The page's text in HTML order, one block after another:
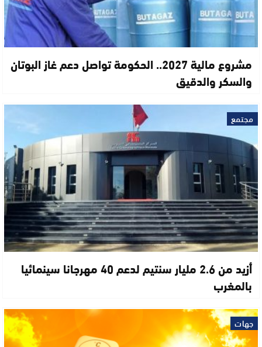
مشروع مالية 2027.. الحكومة تواصل دعم غاز البوتان
والسكر والدقيق
مجتمع
أزيد من 2.6 مليار سنتيم لدعم 40 مهرجانا سينمائيا
بالمغرب
جهات